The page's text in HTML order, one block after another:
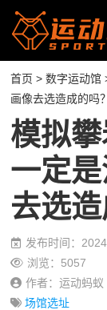
首页 >数字运动馆
画像去选造成的吗？
模拟
一定
去选造
发布时间：
浏览：5057
作者：运动蚂蚁
场馆选址